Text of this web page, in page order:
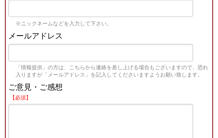
※ニックネームなどを入力して下さい。
メールアドレス
「情報提供」の方は、こちらから連絡を差し上げる場合もございますので、恐れ
入りますが「メールアドレス」を記入してくださいますようお願い致します。
ご意見・ご感想
【必須】